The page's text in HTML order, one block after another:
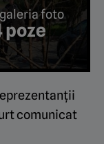
foto
poze
comunicat